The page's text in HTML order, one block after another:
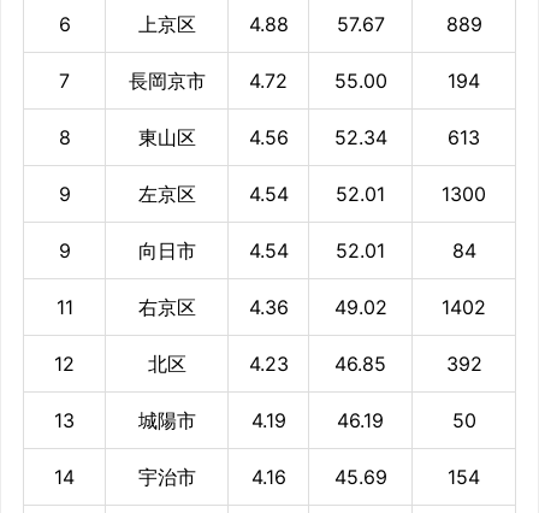
6 上京区 4.88 57.67 889
7 長岡京市 4.72 55.00 194
8 東山区 4.56 52.34 613
9 左京区 4.54 52.01 1300
9 向日市 4.54 52.01 84
11 右京区 4.36 49.02 1402
12 北区 4.23 46.85 392
13 城陽市 4.19 46.19 50
14 宇治市 4.16 45.69 154